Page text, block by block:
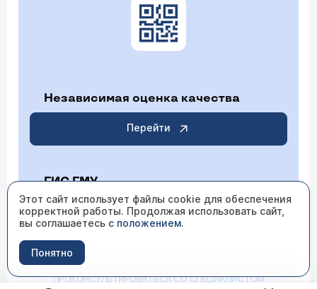
Независимая оценка качества
Перейти
ГИС ГМУ
Перейти
ИМЕЮТСЯ ПРОТИВОПОКАЗАНИЯ НЕОБХОДИМО
ПРОКОНСУЛЬТИРОВАТЬСЯ СО СПЕЦИАЛИСТОМ
Этот сайт использует файлы cookie для обеспечения
корректной работы. Продолжая использовать сайт,
вы соглашаетесь с положением.
Понятно